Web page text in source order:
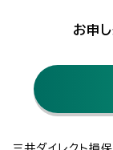
お申